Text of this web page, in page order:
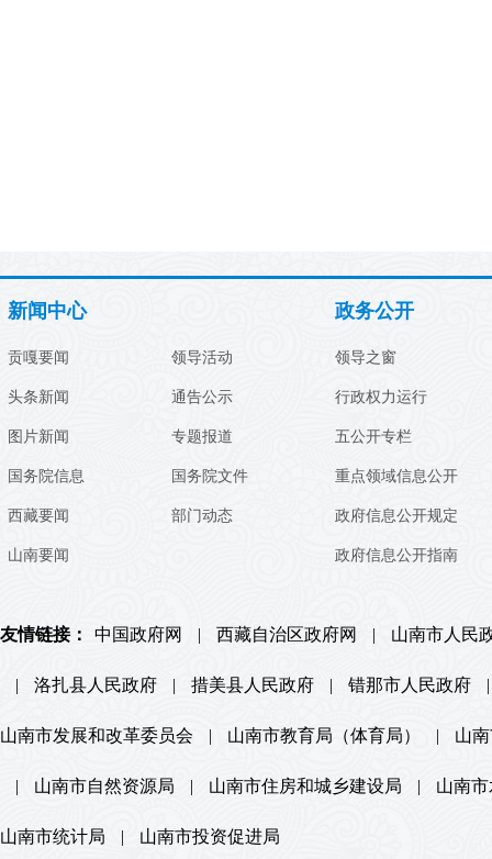
新闻中心
贡嘎要闻
头条新闻
图片新闻
国务院信息
西藏要闻
山南要闻
领导活动
通告公示
专题报道
国务院文件
部门动态
政务公开
领导之窗
行政权力运行
五公开专栏
重点领域信息公开
政府信息公开规定
政府信息公开指南
友情链接： 中国政府网 | 西藏自治区政府网 | 山南市人民
| 洛扎县人民政府 | 措美县人民政府 | 错那市人民政府 |
山南市发展和改革委员会 | 山南市教育局（体育局） | 山
| 山南市自然资源局 | 山南市住房和城乡建设局 | 山南
山南市统计局 | 山南市投资促进局